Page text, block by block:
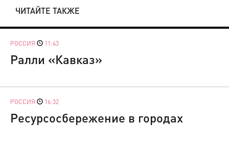
ЧИТАЙТЕ ТАКЖЕ
РОССИЯ 11:43
Ралли «Кавказ»
РОССИЯ 16:32
Ресурсосбережение в городах